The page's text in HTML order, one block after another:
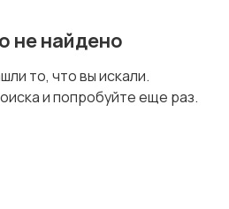
не найдено
то, что вы искали.
и попробуйте еще раз.